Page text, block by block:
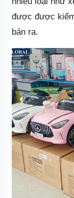
được được
bán ra.